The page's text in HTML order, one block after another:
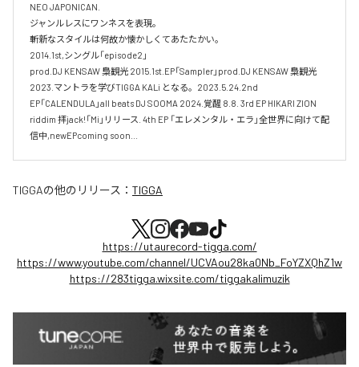
NEO JAPONICAN.
ジャンルレスにワンネスを表現。
斬新なスタイルは何故か懐かしくてあたたかい。
2014.1st,シングル「episode2」
prod.DJ KENSAW 梟観光 2015.1st.EP「Sampler」prod.DJ KENSAW 梟観光
2023.マントラを学びTIGGA KALi となる。2023.5.24.2nd
EP「CALENDULA」all beats DJ SOOMA 2024.覚醒 8.8. 3rd EP HIKARI ZION
riddim 拝jack!「Mi」リリース. 4th EP 「エレメンタル・エラ」全世界に向けて配
TIGGAの他のリリース： TIGGA
https://utaurecord-tigga.com/
https://www.youtube.com/channel/UCVAou28ka0Nb_FoYZXQhZ1w
https://283tigga.wixsite.com/tiggakalimuzik